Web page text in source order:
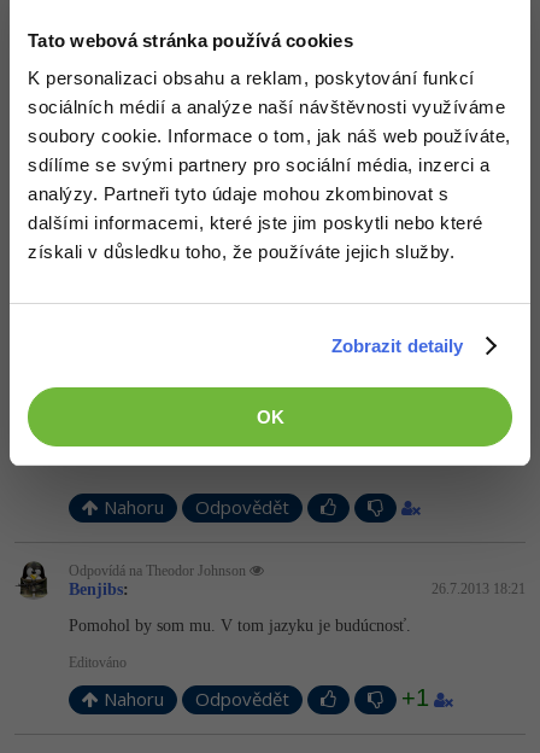
Tato webová stránka používá cookies
K personalizaci obsahu a reklam, poskytování funkcí
sociálních médií a analýze naší návštěvnosti využíváme
soubory cookie. Informace o tom, jak náš web používáte,
sdílíme se svými partnery pro sociální média, inzerci a
analýzy. Partneři tyto údaje mohou zkombinovat s
dalšími informacemi, které jste jim poskytli nebo které
získali v důsledku toho, že používáte jejich služby.
Zobrazit detaily
OK
Kit:
Super. Chtěl jsem tím jenom sdělit, že uloz.to není jediná služba
na posílání souborů.
Nahoru Odpovědět
Odpovídá na Neaktivní uživatel
Jan Vargovský: 26.7.2013 18:17
Tak proč je to nový programovací jazyk?
+1
26.7.2013 18:20
Ó, nový programovací jazyk, měl by jsi sem napsat pár tutoriálů
na to
Nahoru Odpovědět
Odpovídá na Theodor Johnson
Benjibs: 26.7.2013 18:21
Pomohol by som mu. V tom jazyku je budúcnosť.
Editováno
Nahoru Odpovědět +1